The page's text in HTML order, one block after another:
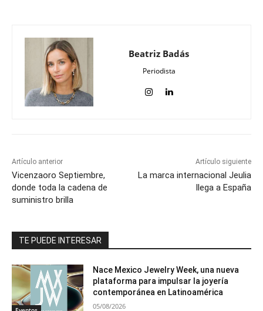
Beatriz Badás
Periodista
Artículo anterior
Vicenzaoro Septiembre,
donde toda la cadena de
suministro brilla
Artículo siguiente
La marca internacional Jeulia
llega a España
TE PUEDE INTERESAR
Nace Mexico Jewelry Week, una nueva
plataforma para impulsar la joyería
contemporánea en Latinoamérica
05/08/2026